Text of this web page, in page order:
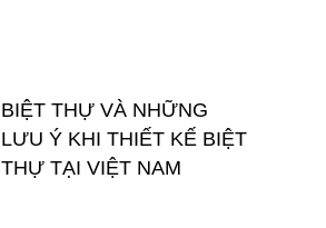
BIỆT THỰ VÀ NHỮNG
LƯU Ý KHI THIẾT KẾ BIỆT
THỰ TẠI VIỆT NAM